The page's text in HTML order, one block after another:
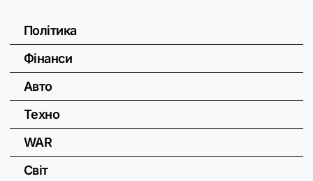
Політика
Фінанси
Авто
Техно
WAR
Світ